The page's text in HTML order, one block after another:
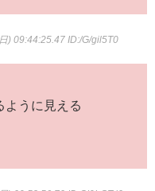
) 09:44:25.47 ID:/G/gil5T0
ように見える